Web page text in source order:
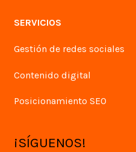
SERVICIOS
Gestión de redes sociales
Contenido digital
Posicionamiento SEO
¡SÍGUENOS!